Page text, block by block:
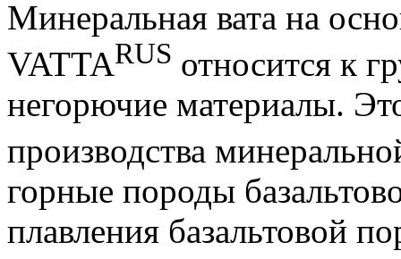
Минеральная вата на
VATTARUS относится к
негорючие материалы.
производства
горные породы
плавления базальтовой